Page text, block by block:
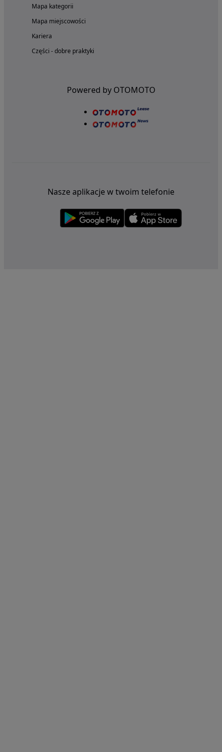
Mapa kategorii
Mapa miejscowości
Kariera
Części - dobre praktyki
Powered by OTOMOTO
Nasze aplikacje w twoim telefonie